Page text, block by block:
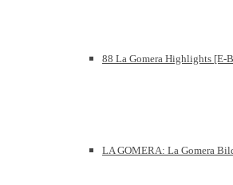
88 La Gomera Highlights [E-
LA GOMERA: La Gomera